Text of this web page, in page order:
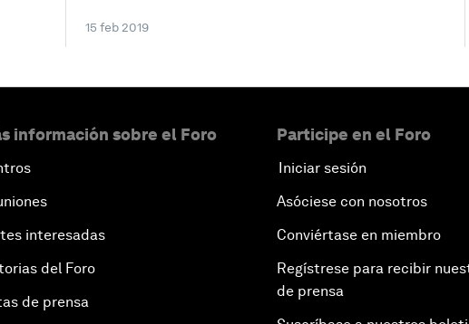
15 feb 2019
información sobre el Foro
interesadas
del Foro
de prensa
Participe en el Foro
Iniciar sesión
Asóciese con nosotros
Conviértase en miembro
Regístrese para recibir
de prensa